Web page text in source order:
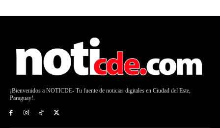
¡Bienvenidos a NOTICDE- Tu fuente de noticias digitales en Ciudad del Este,
Paraguay!.